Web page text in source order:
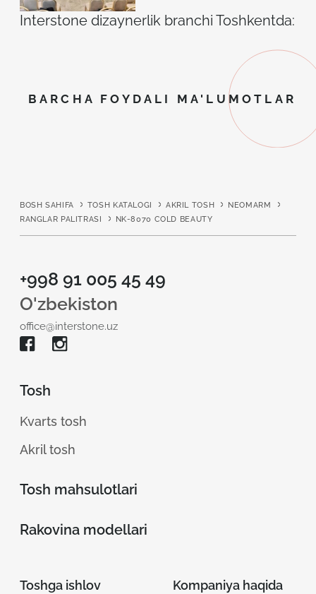
Interstone dizaynerlik branchi Toshkentda:
BARCHA FOYDALI MA'LUMOTLAR
BOSH SAHIFA TOSH KATALOGI AKRIL TOSH
NEOMARM
RANGLAR PALITRASI
NK-8070 COLD BEAUTY
+998 91 005 45 49
O'zbekiston
office@interstone.uz
Tosh
Kvarts tosh
Akril tosh
Tosh mahsulotlari
Rakovina modellari
Toshga ishlov
Kompaniya haqida